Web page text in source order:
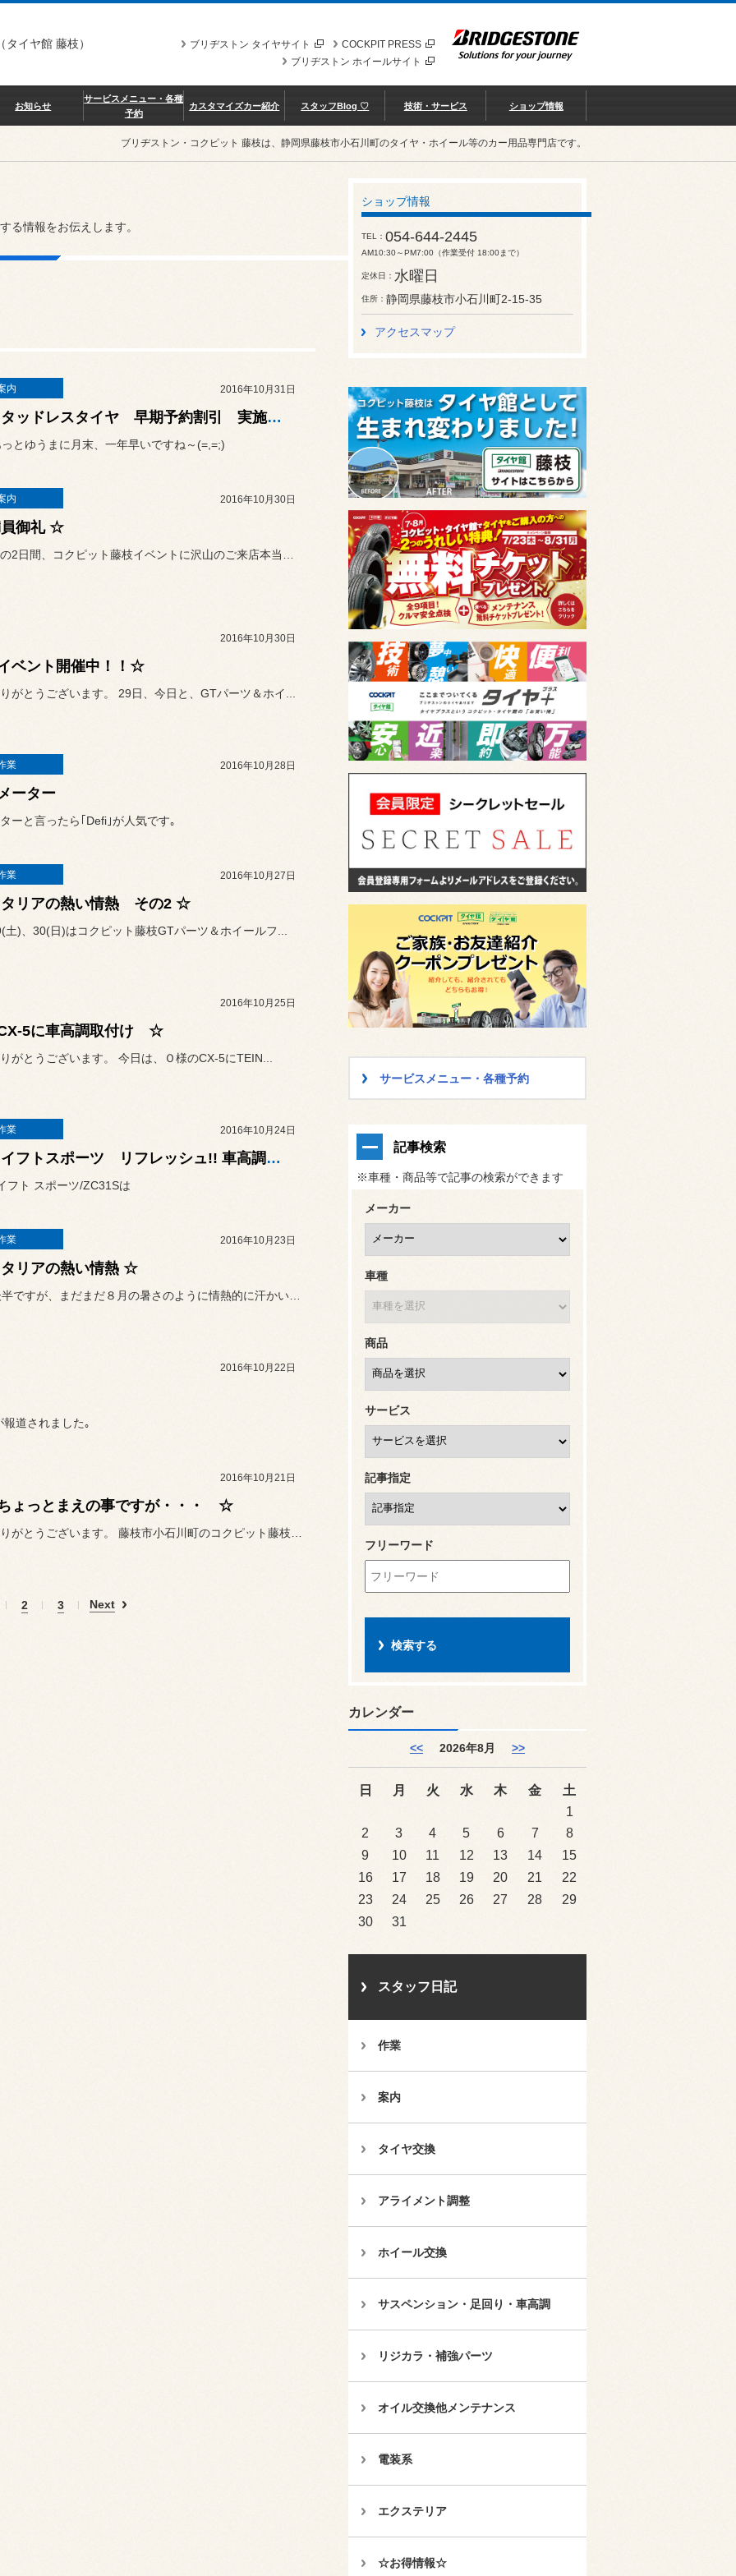
イヤ館 藤枝） COCKPIT PRESS
ブリヂストン タイヤサイト
ブリヂストン ホイールサイト
お知らせ
サービスメニュー・各種
予約
カスタマイズカー紹介 スタッフBlog ♡ 技術・サービス ショップ情報
ブリヂストン・コクピット 藤枝は、静岡県藤枝市小石川町のタイヤ・ホイール等のカー用品専門店です。
る情報をお伝えします。
内 2016年10月31日
☆ スタッドレスタイヤ 早期予約割引 実施中 ☆
とゆうまに月末、一年早いですね～(=,=;)
内 2016年10月30日
御礼 ☆
2016年10月30日
ント開催中！！☆
がとうございます。 29日、今日と、GTパーツ＆ホイ...
業 2016年10月28日
ーター
ーと言ったら｢Defi｣が人気です｡
業 2016年10月27日
リアの熱い情熱 その2 ☆
土)、30(日)はコクピット藤枝GTパーツ＆ホイールフ...
2016年10月25日
5に車高調取付け ☆
がとうございます。 今日は、Ｏ様のCX-5にTEIN...
業 2016年10月24日
☆ スイフトスポーツ リフレッシュ!! 車高調→車高調への交換 ☆
フト スポーツ/ZC31Sは
業 2016年10月23日
リアの熱い情熱 ☆
2016年10月22日
道されました｡
2016年10月21日
っとまえの事ですが・・・ ☆
2 3 Next
ショップ情報
TEL 054-644-2445
AM10:30～PM7:00（作業受付 18:00まで）
定休日 水曜日
住所 静岡県藤枝市小石川町2-15-35
アクセスマップ
サービスメニュー・各種予約
記事検索
※車種・商品等で記事の検索ができます
メーカー
車種
商品
サービス
記事指定
フリーワード
カレンダー
<< 2026年8月 >>
日 月 火 水 木 金
土
1
2
3 4 5 6 7
8
9
10 11 12 13 14
15
16
17 18 19 20 21
22
23
24 25 26 27 28
29
30
31
スタッフ日記
作業
案内
タイヤ交換
アライメント調整
ホイール交換
サスペンション・足回り・車高調
リジカラ・補強パーツ
オイル交換他メンテナンス
電装系
エクステリア
☆お得情報☆